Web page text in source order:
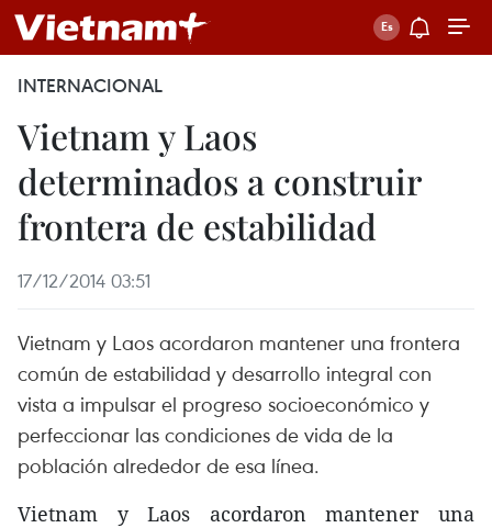
INTERNACIONAL
Vietnam y Laos
determinados a construir
frontera de estabilidad
17/12/2014 03:51
Vietnam y Laos acordaron mantener una frontera
común de estabilidad y desarrollo integral con
vista a impulsar el progreso socioeconómico y
perfeccionar las condiciones de vida de la
población alrededor de esa línea.
Vietnam y Laos acordaron mantener una